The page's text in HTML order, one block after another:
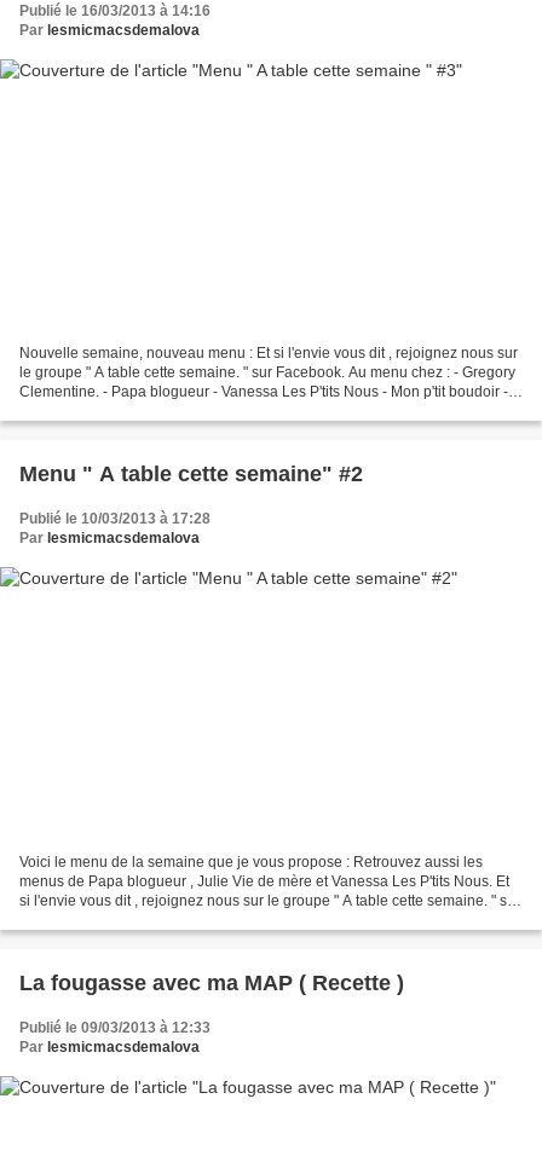
Publié le 16/03/2013 à 14:16
Par lesmicmacsdemalova
Nouvelle semaine, nouveau menu : Et si l'envie vous dit , rejoignez nous sur
le groupe " A table cette semaine. " sur Facebook. Au menu chez : - Gregory
Clementine. - Papa blogueur - Vanessa Les P'tits Nous - Mon p'tit boudoir -
Menu " A table cette semaine" #2
Publié le 10/03/2013 à 17:28
Par lesmicmacsdemalova
Voici le menu de la semaine que je vous propose : Retrouvez aussi les
menus de Papa blogueur , Julie Vie de mère et Vanessa Les P'tits Nous. Et
si l'envie vous dit , rejoignez nous sur le groupe " A table cette semaine. " sur
La fougasse avec ma MAP ( Recette )
Publié le 09/03/2013 à 12:33
Par lesmicmacsdemalova